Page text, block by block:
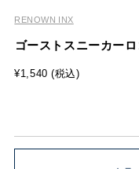
RENOWN INX
ゴーストスニーカー
¥1,540 (税込)